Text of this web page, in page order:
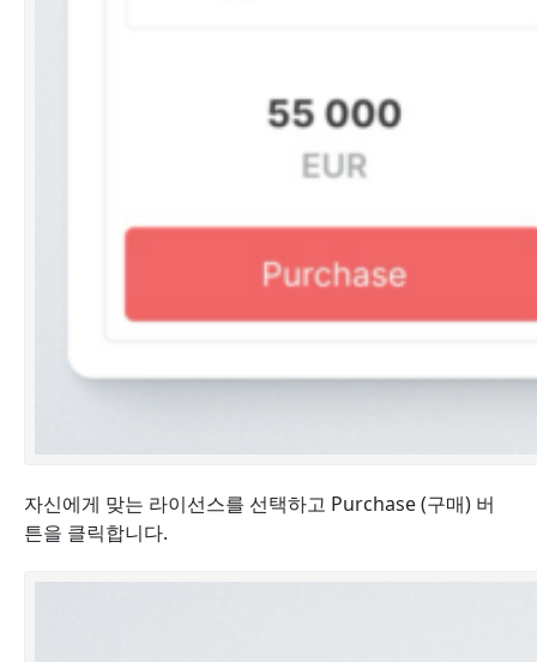
자신에게 맞는 라이선스를 선택하고 Purchase (구매) 버
튼을 클릭합니다.